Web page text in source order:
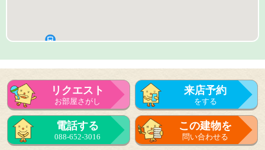
リクエスト
お部屋さがし
来店予約
をする
来店予約
をする
電話する
088-652-3016
この建物を
問い合わせる